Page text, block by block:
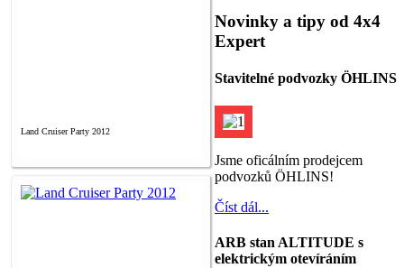
Land Cruiser Party 2012
Novinky a tipy od 4x4
Expert
Stavitelné podvozky ÖHLINS
Jsme oficálním prodejcem
podvozků ÖHLINS!
Číst dál...
ARB stan ALTITUDE s
elektrickým otevíráním